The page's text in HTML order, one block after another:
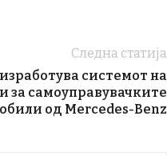
Следна статија
изработува системот на
за самоуправувачките
од Mercedes-Benz